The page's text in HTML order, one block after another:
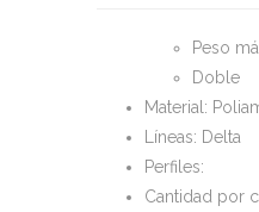
Peso
Doble
Material:
Líneas: Delta
Perfiles:
Cantidad por